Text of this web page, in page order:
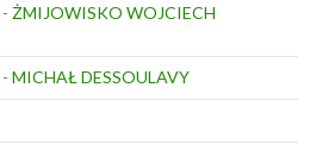
- ŻMIJOWISKO WOJCIECH
- MICHAŁ DESSOULAVY